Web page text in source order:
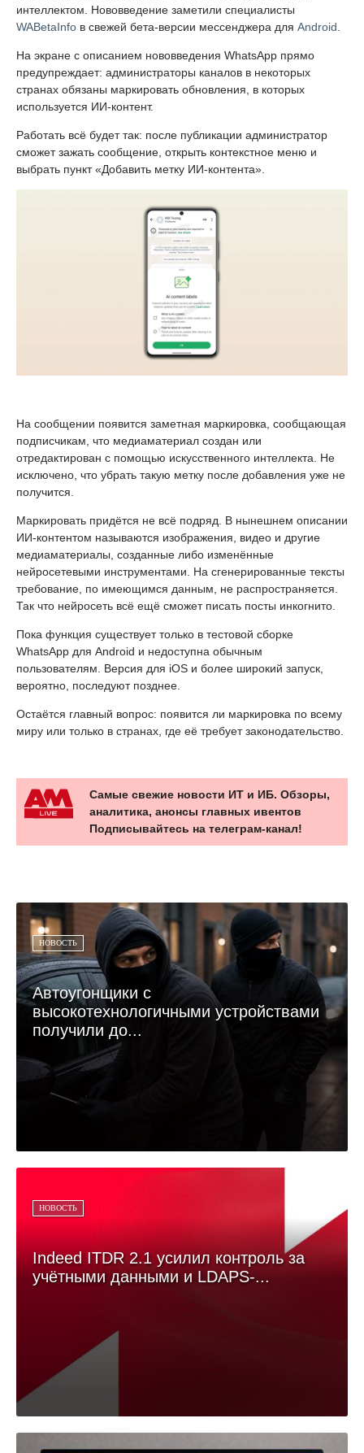
интеллектом. Нововведение заметили специалисты
WABetaInfo в свежей бета-версии мессенджера для Android
На экране с описанием нововведения WhatsApp прямо
предупреждает: администраторы каналов в некоторых
странах обязаны маркировать обновления, в которых
используется ИИ-контент.
Работать всё будет так: после публикации администратор
сможет зажать сообщение, открыть контекстное меню и
выбрать пункт «Добавить метку ИИ-контента».
На сообщении появится заметная маркировка, сообщающая
подписчикам, что медиаматериал создан или
отредактирован с помощью искусственного интеллекта. Не
исключено, что убрать такую метку после добавления уже не
получится.
Маркировать придётся не всё подряд. В нынешнем описании
ИИ-контентом называются изображения, видео и другие
медиаматериалы, созданные либо изменённые
нейросетевыми инструментами. На сгенерированные тексты
требование, по имеющимся данным, не распространяется.
Так что нейросеть всё ещё сможет писать посты инкогнито.
Пока функция существует только в тестовой сборке
WhatsApp для Android и недоступна обычным
пользователям. Версия для iOS и более широкий запуск,
вероятно, последуют позднее.
Остаётся главный вопрос: появится ли маркировка по всему
миру или только в странах, где её требует законодательство.
Самые свежие новости ИТ и ИБ. Обзоры,
аналитика, анонсы главных ивентов
Подписывайтесь на телеграм-канал!
НОВОСТЬ
Автоугонщики с
высокотехнологичными устройствами
получили до...
НОВОСТЬ
Indeed ITDR 2.1 усилил контроль за
учётными данными и LDAPS-...